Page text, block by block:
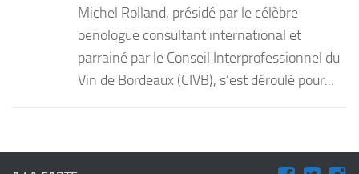
Michel Rolland, présidé par le célèbre
oenologue consultant international et
parrainé par le Conseil Interprofessionnel du
Vin de Bordeaux (CIVB), s’est déroulé pour...